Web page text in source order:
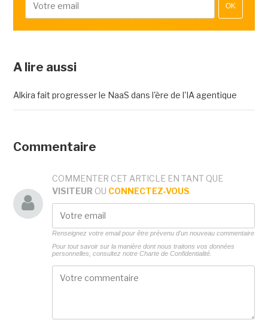
OK
A lire aussi
Alkira fait progresser le NaaS dans l'ère de l'IA agentique
Commentaire
COMMENTER CET ARTICLE EN TANT QUE
VISITEUR OU CONNECTEZ-VOUS
Renseignez votre email pour être prévenu d'un nouveau commentaire
Pour tout savoir sur la manière dont nous traitons vos données
personnelles, consultez notre Charte de Confidentialité.